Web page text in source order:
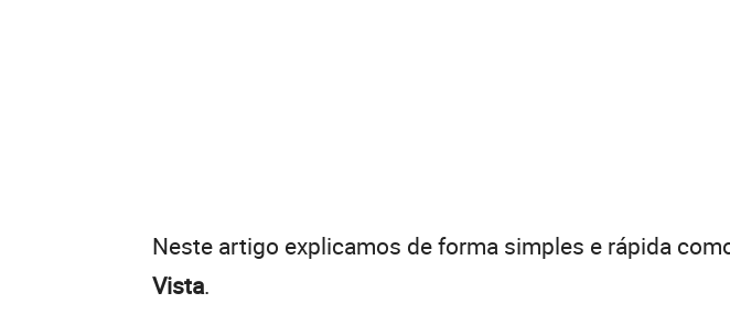
Neste artigo explicamos de forma simples e rápida
Vista.